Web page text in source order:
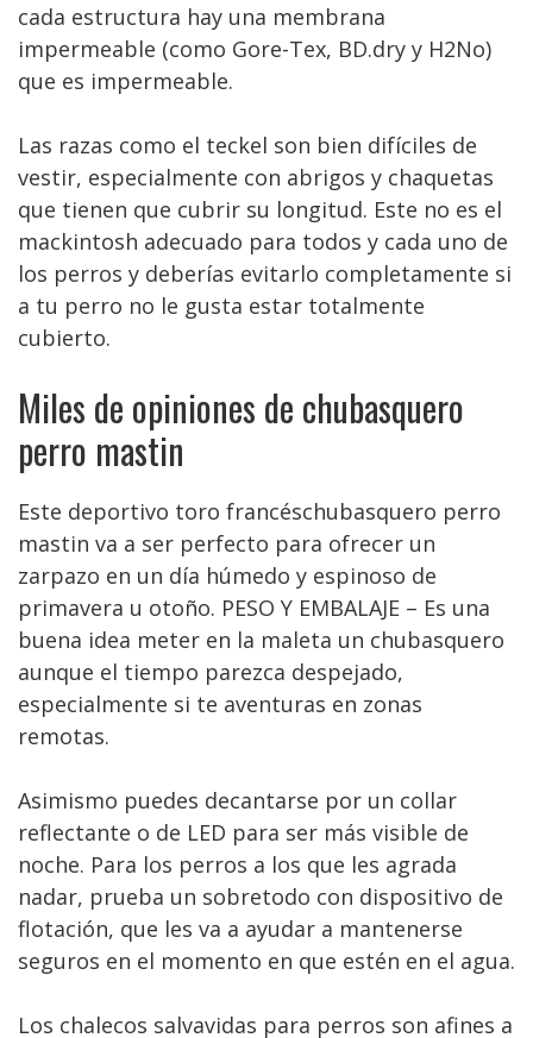
cada estructura hay una membrana
impermeable (como Gore-Tex, BD.dry y H2No)
que es impermeable.
Las razas como el teckel son bien difíciles de
vestir, especialmente con abrigos y chaquetas
que tienen que cubrir su longitud. Este no es el
mackintosh adecuado para todos y cada uno de
los perros y deberías evitarlo completamente si
a tu perro no le gusta estar totalmente
cubierto.
Miles de opiniones de chubasquero
perro mastin
Este deportivo toro francéschubasquero perro
mastin va a ser perfecto para ofrecer un
zarpazo en un día húmedo y espinoso de
primavera u otoño. PESO Y EMBALAJE – Es una
buena idea meter en la maleta un chubasquero
aunque el tiempo parezca despejado,
especialmente si te aventuras en zonas
remotas.
Asimismo puedes decantarse por un collar
reflectante o de LED para ser más visible de
noche. Para los perros a los que les agrada
nadar, prueba un sobretodo con dispositivo de
flotación, que les va a ayudar a mantenerse
seguros en el momento en que estén en el agua.
Los chalecos salvavidas para perros son afines a